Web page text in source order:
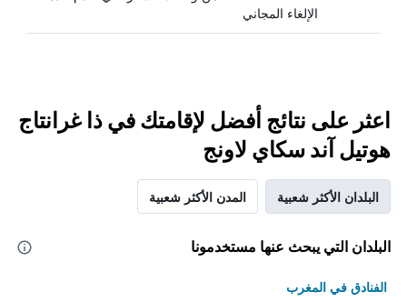
الإلغاء المجاني
اعثر على نتائج أفضل لإقامتك في ذا غرانتاج
هوتيل آند سكاي لاونج
البلدان الأكثر شعبية المدن الأكثر شعبية
البلدان التي يبحث عنها مستخدمونا
الفنادق في المغرب